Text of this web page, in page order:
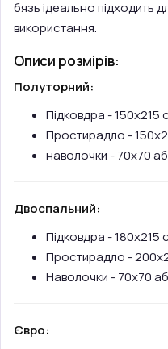
бязь ідеально підходить
використання.
Описи розмірів:
Полуторний:
Підковдра - 150х215
Простирадло -
наволочки - 70х70
Двоспальний:
Підковдра - 180х215
Простирадло -
Наволочки - 70х70
Євро: